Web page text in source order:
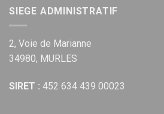
SIEGE ADMINISTRATIF
2, Voie de Marianne
34980, MURLES
SIRET : 452 634 439 00023